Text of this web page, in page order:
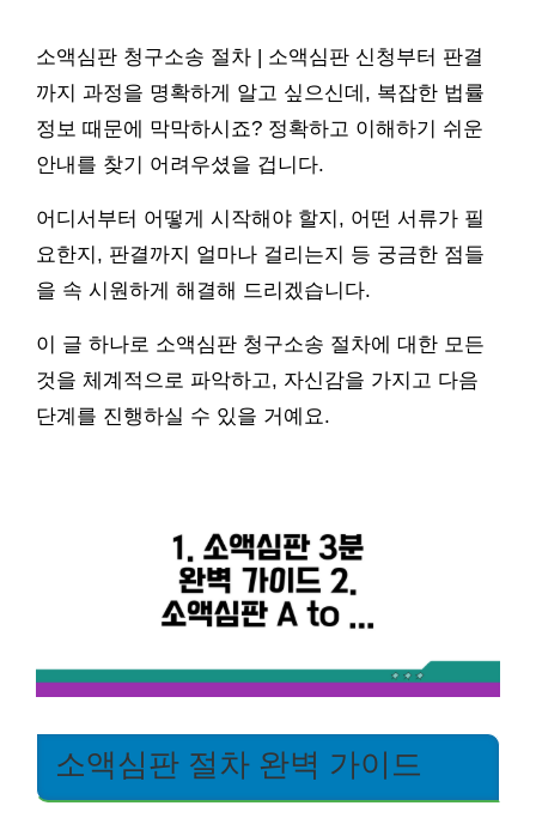
소액심판 청구소송 절차 | 소액심판 신청부터 판결
까지 과정을 명확하게 알고 싶으신데, 복잡한 법률
정보 때문에 막막하시죠? 정확하고 이해하기 쉬운
안내를 찾기 어려우셨을 겁니다.
어디서부터 어떻게 시작해야 할지, 어떤 서류가 필
요한지, 판결까지 얼마나 걸리는지 등 궁금한 점들
을 속 시원하게 해결해 드리겠습니다.
이 글 하나로 소액심판 청구소송 절차에 대한 모든
것을 체계적으로 파악하고, 자신감을 가지고 다음
단계를 진행하실 수 있을 거예요.
소액심판 절차 완벽 가이드